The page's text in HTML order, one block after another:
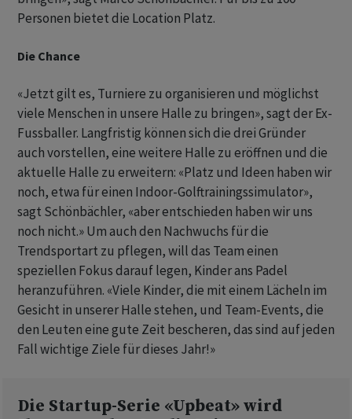
Personen bietet die Location Platz.
Die Chance
«Jetzt gilt es, Turniere zu organisieren und möglichst
viele Menschen in unsere Halle zu bringen», sagt der Ex-
Fussballer. Langfristig können sich die drei Gründer
auch vorstellen, eine weitere Halle zu eröffnen und die
aktuelle Halle zu erweitern: «Platz und Ideen haben wir
noch, etwa für einen Indoor-Golftrainingssimulator»,
sagt Schönbächler, «aber entschieden haben wir uns
noch nicht.» Um auch den Nachwuchs für die
Trendsportart zu pflegen, will das Team einen
speziellen Fokus darauf legen, Kinder ans Padel
heranzuführen. «Viele Kinder, die mit einem Lächeln im
Gesicht in unserer Halle stehen, und Team-Events, die
den Leuten eine gute Zeit bescheren, das sind auf jeden
Fall wichtige Ziele für dieses Jahr!»
Die Startup-Serie «Upbeat» wird